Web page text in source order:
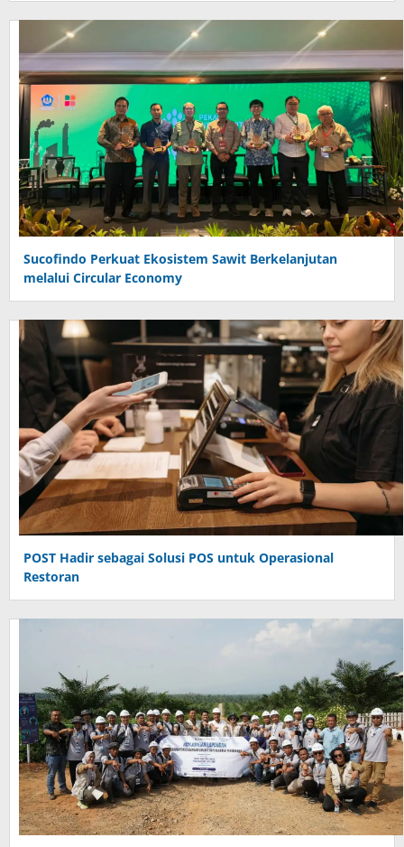
Sucofindo Perkuat Ekosistem Sawit Berkelanjutan
melalui Circular Economy
POST Hadir sebagai Solusi POS untuk Operasional
Restoran